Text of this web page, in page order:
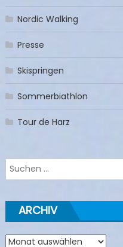
Nordic Walking
Presse
Skispringen
Sommerbiathlon
Tour de Harz
Suchen
nach:
ARCHIV
Archiv